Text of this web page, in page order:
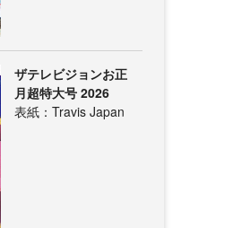
ザテレビジョンお正
月超特大号 2026
表紙：Travis Japan